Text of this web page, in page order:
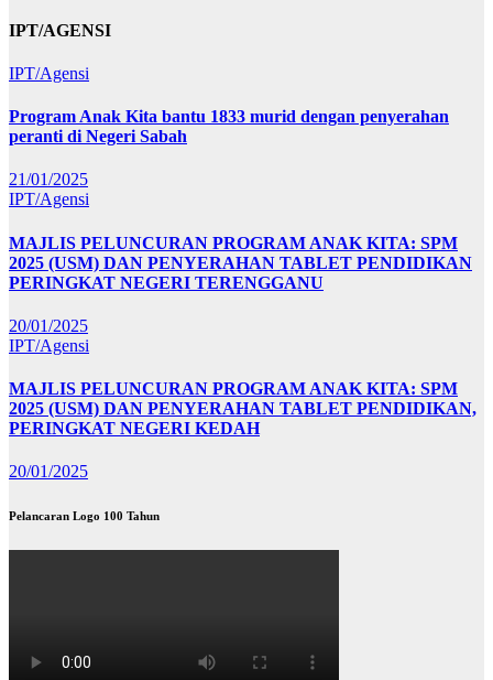
IPT/AGENSI
IPT/Agensi
Program Anak Kita bantu 1833 murid dengan penyerahan
peranti di Negeri Sabah
21/01/2025
IPT/Agensi
MAJLIS PELUNCURAN PROGRAM ANAK KITA: SPM
2025 (USM) DAN PENYERAHAN TABLET PENDIDIKAN
PERINGKAT NEGERI TERENGGANU
20/01/2025
IPT/Agensi
MAJLIS PELUNCURAN PROGRAM ANAK KITA: SPM
2025 (USM) DAN PENYERAHAN TABLET PENDIDIKAN,
PERINGKAT NEGERI KEDAH
20/01/2025
Pelancaran Logo 100 Tahun